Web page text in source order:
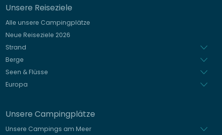
Italienisch
Spanisch
Unsere Reiseziele
Alle unsere Campingplätze
Neue Reiseziele 2026
Strand
Berge
Seen & Flüsse
Europa
Unsere Campingplätze
Unsere Campings am Meer